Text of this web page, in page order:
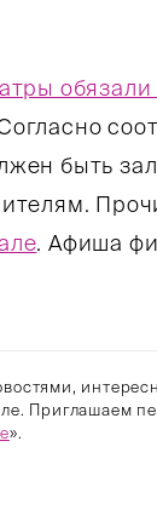
быть
. Афиша
Приглашаем
».